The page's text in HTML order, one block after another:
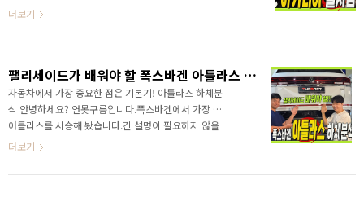
을 포함해서 편의사양까지 고려해 본다면 인기의 비결을
면 좀 더 와일드한 대형 SUV를 구입하고 싶어하시는 분
이었지만 이후 신형은 현재까지 국내에 출시되지 않았습
니다. 이런 가운데 GM의 상용차 브랜드인 GMC 아카디
아가 국내 출시를 대기하고 있다고 알려드렸죠?작년 초
인 24년도에 소식을 알려드렸는데.. 무려 조회수만 79만
은 출시되지 않습니다! 1억이 넘어갑니다! 이런 푸..
더보기
팰리세이드가 배워야 할 폭스바겐 아틀라스 하체분석! #대형SUV #7인승SUV #하이브리드
자동차에서 가장 중요한 점은 기본기! 아틀라스 하체분
석 안녕하세요? 연못구름입니다.폭스바겐에서 가장 큰
아틀라스를 시승해 봤습니다.긴 설명이 필요하지 않을
정도로 주행 성능을 가늠하는 기본기가 뛰어났습니다.
석!&nbsp;&nbsp;"> 아틀라스는 국내 대형 SUV 팰리
더보기